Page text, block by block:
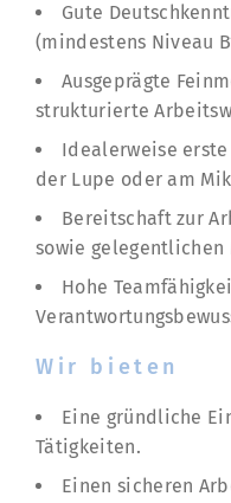
Gute
(mindestens Niveau
Ausgeprägte
strukturierte
Idealerweise
der Lupe oder am
Bereitschaft zur
sowie gelegentlichen
Hohe
Wir bieten
Eine gründliche
Tätigkeiten.
Einen sicheren